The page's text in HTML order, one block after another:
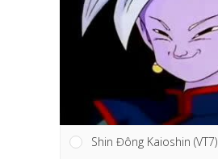
Shin Đông Kaioshin (VT7)